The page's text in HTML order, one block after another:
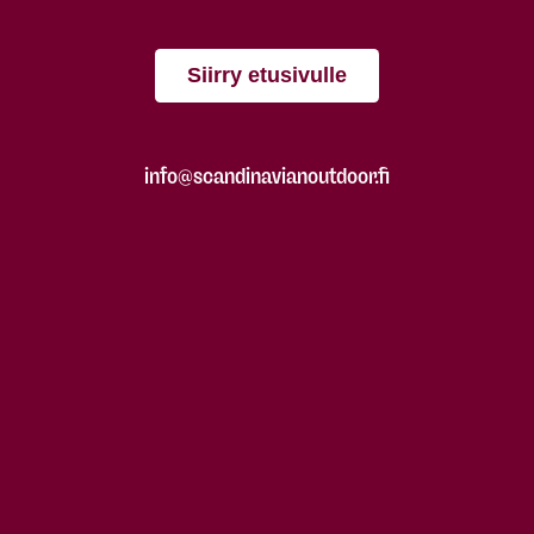
Siirry etusivulle
info@scandinavianoutdoor.fi